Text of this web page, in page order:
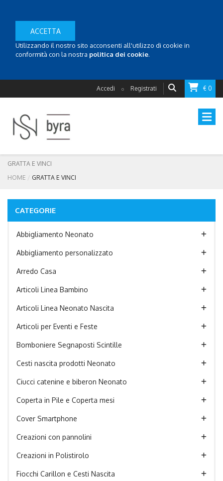
ACCETTA
Utilizzando il nostro sito acconsenti all'utilizzo di cookie in
conformità con la nostra politica dei cookie.
Accedi o Registrati € 0
GRATTA E VINCI
HOME
GRATTA E VINCI
CATEGORIE
Abbigliamento Neonato
Abbigliamento personalizzato
Arredo Casa
Articoli Linea Bambino
Articoli Linea Neonato Nascita
Articoli per Eventi e Feste
Bomboniere Segnaposti Scintille
Cesti nascita prodotti Neonato
Ciucci catenine e biberon Neonato
Coperta in Pile e Coperta mesi
Cover Smartphone
Creazioni con pannolini
Creazioni in Polistirolo
Fiocchi Carillon e Cesti Nascita